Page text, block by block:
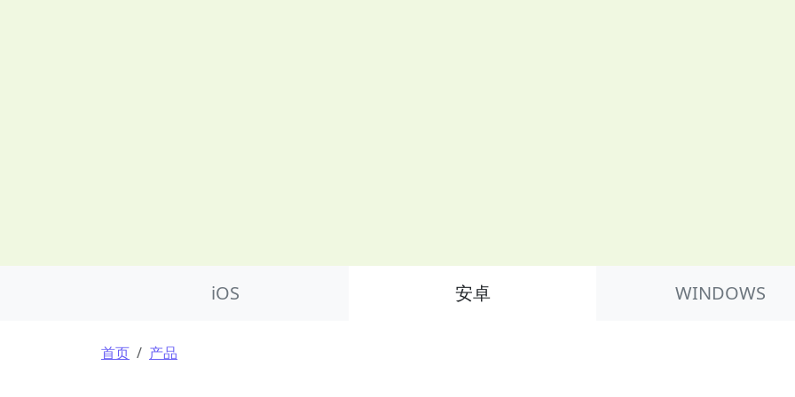
iOS 安卓 WINDOWS
面包屑
首页 产品